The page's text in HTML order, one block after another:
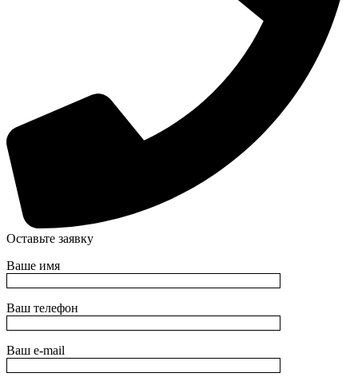
Оставьте заявку
Ваше имя
Ваш телефон
Ваш e-mail